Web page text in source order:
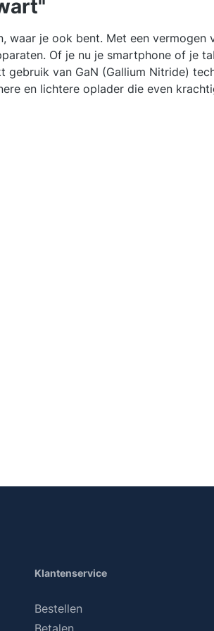
waar je ook bent. Met een vermogen
Of je nu je smartphone of je
gebruik van GaN (Gallium Nitride)
en lichtere oplader die even
Klantenservice
Bestellen
Betalen